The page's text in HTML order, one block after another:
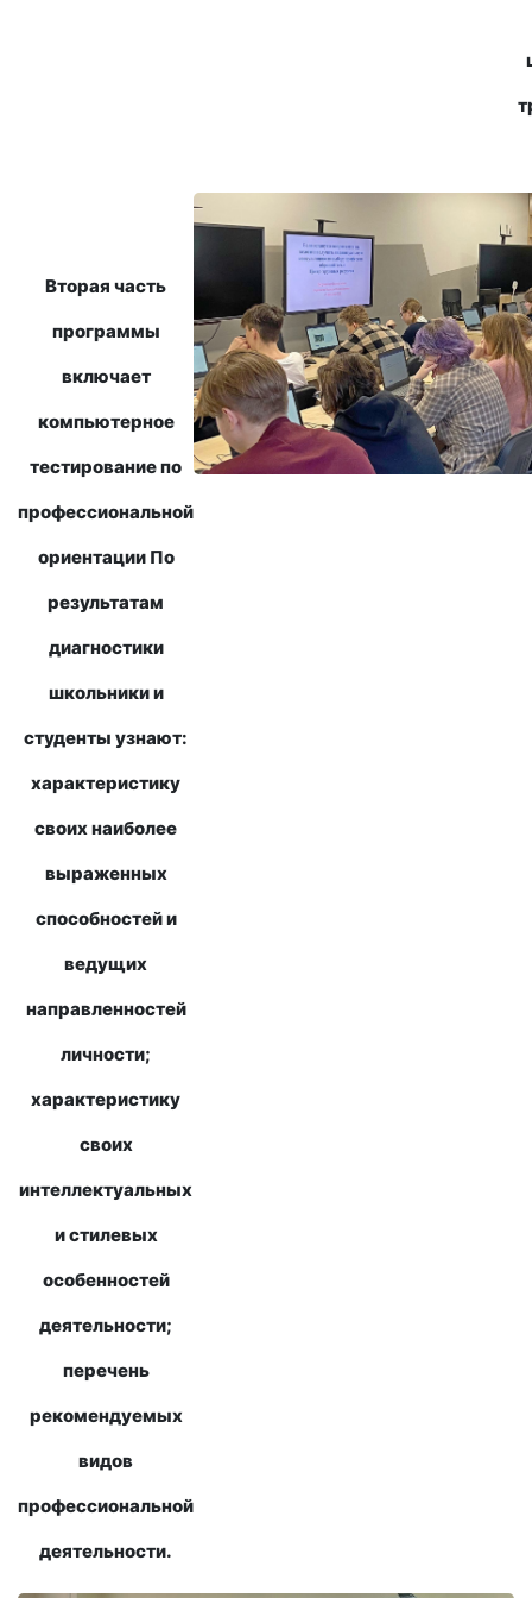
Вторая часть
программы
включает
компьютерное
тестирование по
профессиональной
ориентации По
результатам
диагностики
школьники и
студенты узнают:
характеристику
своих наиболее
выраженных
способностей и
ведущих
направленностей
личности;
характеристику
своих
интеллектуальных
и стилевых
особенностей
деятельности;
перечень
рекомендуемых
видов
профессиональной
деятельности.